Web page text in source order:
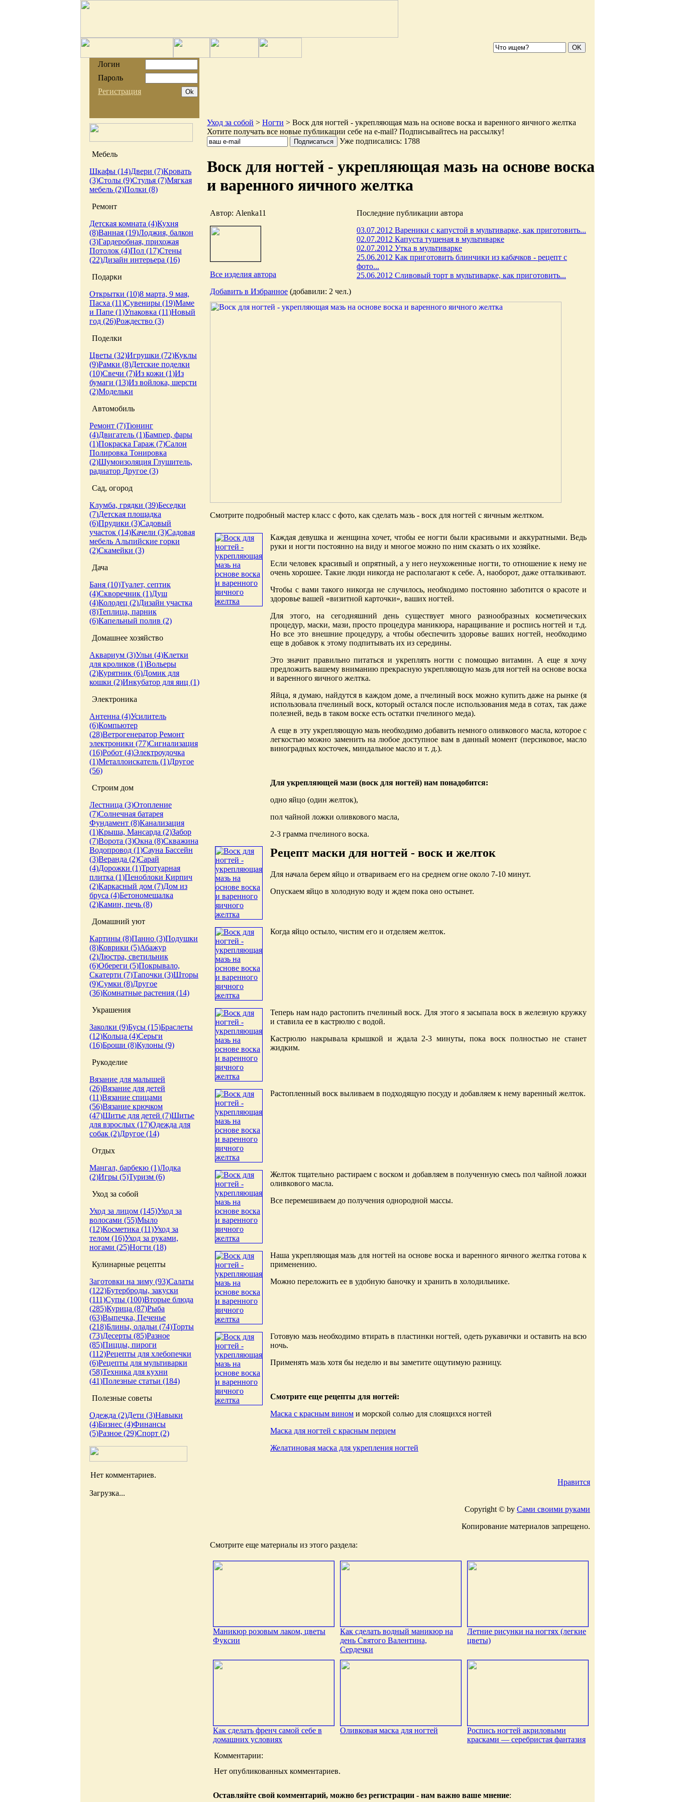
Логин
Пароль
Регистрация
Мебель
Шкафы (14)Двери (7)Кровать
(3)Столы (9)Стулья (7)Мягкая
мебель (2)Полки (8)
Ремонт
Детская комната (4)Кухня
(8)Ванная (19)Лоджия, балкон
(3)Гардеробная, прихожая
Потолок (4)Пол (17)Стены
(22)Дизайн интерьера (16)
Подарки
Открытки (10)8 марта, 9 мая,
Пасха (11)Сувениры (19)Маме
и Папе (1)Упаковка (11)Новый
год (26)Рождество (3)
Поделки
Цветы (32)Игрушки (72)Куклы
(9)Рамки (8)Детские поделки
(10)Свечи (7)Из кожи (1)Из
бумаги (13)Из войлока, шерсти
(2)Модельки
Автомобиль
Ремонт (7)Тюнинг
(4)Двигатель (1)Бампер, фары
(1)Покраска Гараж (7)Салон
Полировка Тонировка
(2)Шумоизоляция Глушитель,
радиатор Другое (3)
Сад, огород
Клумба, грядки (39)Беседки
(7)Детская площадка
(6)Прудики (3)Садовый
участок (14)Качели (3)Садовая
мебель Альпийские горки
(2)Скамейки (3)
Дача
Баня (10)Туалет, септик
(4)Скворечник (1)Душ
(4)Колодец (2)Дизайн участка
(8)Теплица, парник
(6)Капельный полив (2)
Домашнее хозяйство
Аквариум (3)Ульи (4)Клетки
для кроликов (1)Вольеры
(2)Курятник (6)Домик для
кошки (2)Инкубатор для яиц (1)
Электроника
Антенна (4)Усилитель
(6)Компьютер
(28)Ветрогенератор Ремонт
электроники (77)Сигнализация
(16)Робот (4)Электроудочка
(1)Металлоискатель (1)Другое
(56)
Строим дом
Лестница (3)Отопление
(7)Солнечная батарея
Фундамент (8)Канализация
(1)Крыша, Мансарда (2)Забор
(7)Ворота (3)Окна (8)Скважина
Водопровод (1)Сауна Бассейн
(3)Веранда (2)Сарай
(4)Дорожки (1)Тротуарная
плитка (1)Пеноблоки Кирпич
(2)Каркасный дом (7)Дом из
бруса (4)Бетономешалка
(2)Камин, печь (8)
Домашний уют
Картины (8)Панно (3)Подушки
(8)Коврики (5)Абажур
(2)Люстра, светильник
(6)Обереги (5)Покрывало,
Скатерти (7)Тапочки (3)Шторы
(9)Сумки (8)Другое
(36)Комнатные растения (14)
Украшения
Заколки (9)Бусы (15)Браслеты
(12)Кольца (4)Серьги
(16)Броши (8)Кулоны (9)
Рукоделие
Вязание для малышей
(26)Вязание для детей
(11)Вязание спицами
(56)Вязание крючком
(47)Шитье для детей (7)Шитье
для взрослых (17)Одежда для
собак (2)Другое (14)
Отдых
Мангал, барбекю (1)Лодка
(2)Игры (5)Туризм (6)
Уход за собой
Уход за лицом (145)Уход за
волосами (55)Мыло
(12)Косметика (11)Уход за
телом (16)Уход за руками,
ногами (25)Ногти (18)
Кулинарные рецепты
Заготовки на зиму (93)Салаты
(122)Бутерброды, закуски
(111)Супы (100)Вторые блюда
(285)Курица (87)Рыба
(63)Выпечка, Печенье
(218)Блины, оладьи (74)Торты
(73)Десерты (85)Разное
(85)Пиццы, пироги
(112)Рецепты для хлебопечки
(6)Рецепты для мультиварки
(58)Техника для кухни
(41)Полезные статьи (184)
Полезные советы
Одежда (2)Дети (3)Навыки
(4)Бизнес (4)Финансы
(5)Разное (29)Спорт (2)
Нет комментариев.
Загрузка...
Уход за собой > Ногти > Воск для ногтей - укрепляющая мазь на основе воска и варенного яичного желтка
Хотите получать все новые публикации себе на e-mail? Подписывайтесь на рассылку!
Уже подписались: 1788
Воск для ногтей - укрепляющая мазь на основе воска
и варенного яичного желтка
Автор: Alenka11
Все изделия автора
Добавить в Избранное (добавили: 2 чел.)
Последние публикации автора
03.07.2012 Вареники с капустой в мультиварке, как приготовить...
02.07.2012 Капуста тушеная в мультиварке
02.07.2012 Утка в мультиварке
25.06.2012 Как приготовить блинчики из кабачков - рецепт с
фото...
25.06.2012 Сливовый торт в мультиварке, как приготовить...
Смотрите подробный мастер класс с фото, как сделать мазь - воск для ногтей с яичным желтком.
Каждая девушка и женщина хочет, чтобы ее ногти были красивыми и аккуратными. Ведь
руки и ногти постоянно на виду и многое можно по ним сказать о их хозяйке.
Если человек красивый и опрятный, а у него неухоженные ногти, то отношение к нему не
очень хорошее. Такие люди никогда не располагают к себе. А, наоборот, даже отталкивают.
Чтобы с вами такого никогда не случилось, необходимо постоянно заботится о красоте и
здоровье вашей «визитной карточки», ваших ногтей.
Для этого, на сегодняшний день существует много разнообразных косметических
процедур, маски, мази, просто процедура маникюра, наращивание и роспись ногтей и т.д.
Но все это внешние процедуру, а чтобы обеспечить здоровье ваших ногтей, необходимо
еще в добавок к этому подпитывать их из середины.
Это значит правильно питаться и укреплять ногти с помощью витамин. А еще я хочу
предложить вашему вниманию прекрасную укрепляющую мазь для ногтей на основе воска
и варенного яичного желтка.
Яйца, я думаю, найдутся в каждом доме, а пчелиный воск можно купить даже на рынке (я
использовала пчелиный воск, который остался после использования меда в сотах, так даже
полезней, ведь в таком воске есть остатки пчелиного меда).
А еще в эту укрепляющую мазь необходимо добавить немного оливкового масла, которое с
легкостью можно заменить на любое доступное вам в данный момент (персиковое, масло
виноградных косточек, миндальное масло и т. д.).
Для укрепляющей мази (воск для ногтей) нам понадобится:
одно яйцо (один желток),
пол чайной ложки оливкового масла,
2-3 грамма пчелиного воска.
Рецепт маски для ногтей - воск и желток
Для начала берем яйцо и отвариваем его на среднем огне около 7-10 минут.
Опускаем яйцо в холодную воду и ждем пока оно остынет.
Когда яйцо остыло, чистим его и отделяем желток.
Теперь нам надо растопить пчелиный воск. Для этого я засыпала воск в железную кружку
и ставила ее в кастрюлю с водой.
Кастрюлю накрывала крышкой и ждала 2-3 минуты, пока воск полностью не станет
жидким.
Растопленный воск выливаем в подходящую посуду и добавляем к нему варенный желток.
Желток тщательно растираем с воском и добавляем в полученную смесь пол чайной ложки
оливкового масла.
Все перемешиваем до получения однородной массы.
Наша укрепляющая мазь для ногтей на основе воска и варенного яичного желтка готова к
применению.
Можно переложить ее в удобную баночку и хранить в холодильнике.
Готовую мазь необходимо втирать в пластинки ногтей, одеть рукавички и оставить на всю
ночь.
Применять мазь хотя бы неделю и вы заметите ощутимую разницу.
Смотрите еще рецепты для ногтей:
Маска с красным вином и морской солью для слоящихся ногтей
Маска для ногтей с красным перцем
Желатиновая маска для укрепления ногтей
Нравится
Copyright © by Сами своими руками
Копирование материалов запрещено.
Смотрите еще материалы из этого раздела:
Маникюр розовым лаком, цветы
Фуксии
Как сделать водный маникюр на
день Святого Валентина,
Сердечки
Летние рисунки на ногтях (легкие
цветы)
Как сделать френч самой себе в
домашних условиях
Оливковая маска для ногтей
Роспись ногтей акриловыми
красками — серебристая фантазия
Комментарии:
Нет опубликованных комментариев.
Оставляйте свой комментарий, можно без регистрации - нам важно ваше мнение: